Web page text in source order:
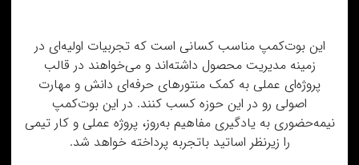
این بوت‌کمپ مناسب کسانی است که تجربیات اولیه‌ای در
زمینه مدیریت محصول داشته‌اند و می‌خواهند در قالب
پروژه‌ای عملی به کمک منتورهای حرفه‌ای دانش و مهارت
اصولی رو در این حوزه کسب کنند. در این بوت‌کمپ
نیمه‌حضوری به یادگیری مفاهیم به‌روز، پروژه عملی و کار تیمی
را زیرنظر اساتید باتجربه پرداخته خواهد شد.